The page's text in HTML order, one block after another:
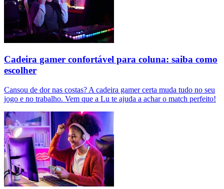
Cadeira gamer confortável para coluna: saiba como
escolher
Cansou de dor nas costas? A cadeira gamer certa muda tudo no seu
jogo e no trabalho. Vem que a Lu te ajuda a achar o match perfeito!